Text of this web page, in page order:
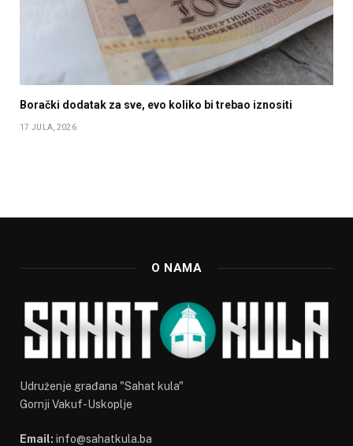
Borački dodatak za sve, evo koliko bi trebao iznositi
17 JULA, 2026
O NAMA
Udruženje građana "Sahat kula"
Gornji Vakuf-Uskoplje
Email: info@sahatkula.ba